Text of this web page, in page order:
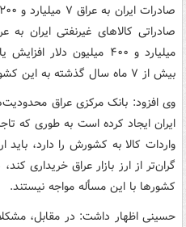
بیش از ۷ ماه سال گذشته به این کشور صادرات داشته‌ایم.
وی افزود: بانک مرکزی عراق
ایران ایجاد کرده است به طوری که
گران‌تر از ارز بازار عراق خریداری
کشورها با این مسأله مواجه نیستند.
حسینی اظهار داشت: در مقابل،